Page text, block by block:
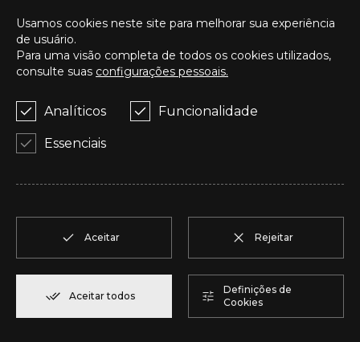
U T2 1 104,85 m²
Reservar
V T2
W T2 1
Y T1 1 80,40 m²
Reservar
Usamos cookies neste site para melhorar sua experiência
de usuário.
Para uma visão completa de todos os cookies utilizados,
consulte suas configurações pessoais.
Analíticos Funcionalidade
Essenciais
Aceitar Rejeitar
Aceitar todos
Definições de
Cookies